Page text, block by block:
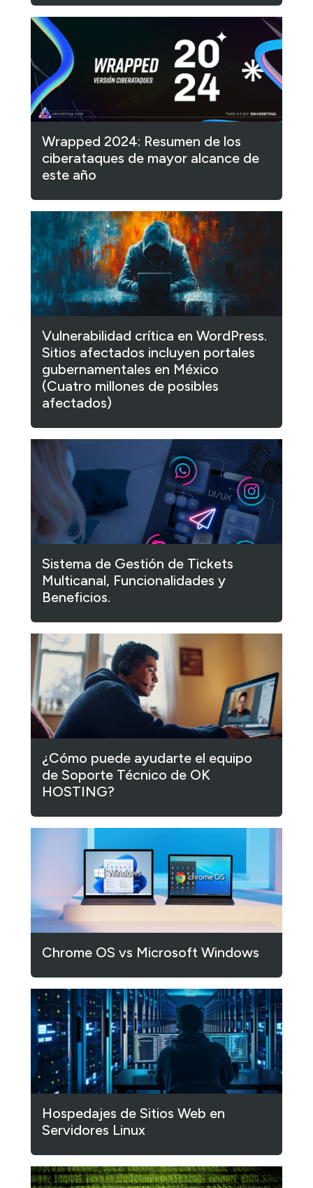
Wrapped 2024: Resumen de los
ciberataques de mayor alcance de
este año
Vulnerabilidad crítica en WordPress.
Sitios afectados incluyen portales
gubernamentales en México
(Cuatro millones de posibles
afectados)
Sistema de Gestión de Tickets
Multicanal, Funcionalidades y
Beneficios.
¿Cómo puede ayudarte el equipo
de Soporte Técnico de OK
HOSTING?
Chrome OS vs Microsoft Windows
Hospedajes de Sitios Web en
Servidores Linux